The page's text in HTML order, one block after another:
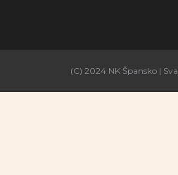
(C) 2024 NK Špansko |